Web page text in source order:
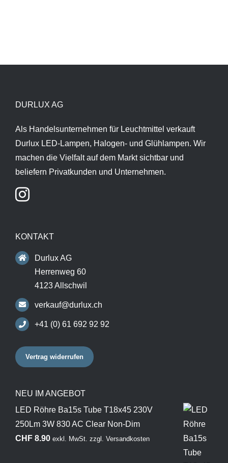
DURLUX AG
Als Handelsunternehmen für Leuchtmittel verkauft
Durlux LED-Lampen, Halogen- und Glühlampen. Wir
machen die Vielfalt auf dem Markt sichtbar und
beliefern Privatkunden und Unternehmen.
KONTAKT
Durlux AG
Herrenweg 60
4123 Allschwil
verkauf@durlux.ch
+41 (0) 61 692 92 92
Vertrag widerrufen
NEU IM ANGEBOT
LED Röhre Ba15s Tube T18x45 230V
250Lm 3W 830 AC Clear Non-Dim
CHF8.90 exkl. MwSt. zzgl. Versandkosten